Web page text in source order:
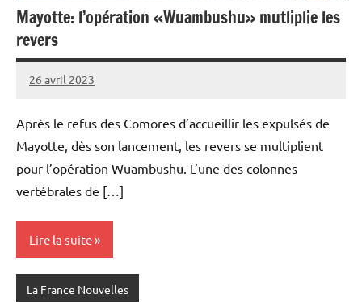
Mayotte: l’opération «Wuambushu» mutliplie les
revers
26 avril 2023
Admins
Après le refus des Comores d’accueillir les expulsés de
Mayotte, dès son lancement, les revers se multiplient
pour l’opération Wuambushu. L’une des colonnes
vertébrales de […]
Lire la suite
La France Nouvelles